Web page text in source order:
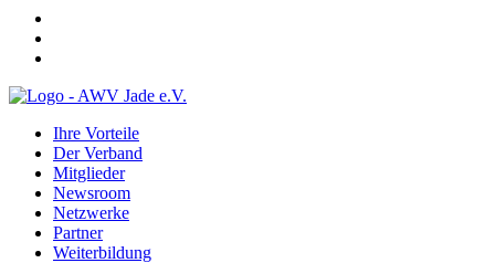
Ihre Vorteile
Der Verband
Mitglieder
Newsroom
Netzwerke
Partner
Weiterbildung